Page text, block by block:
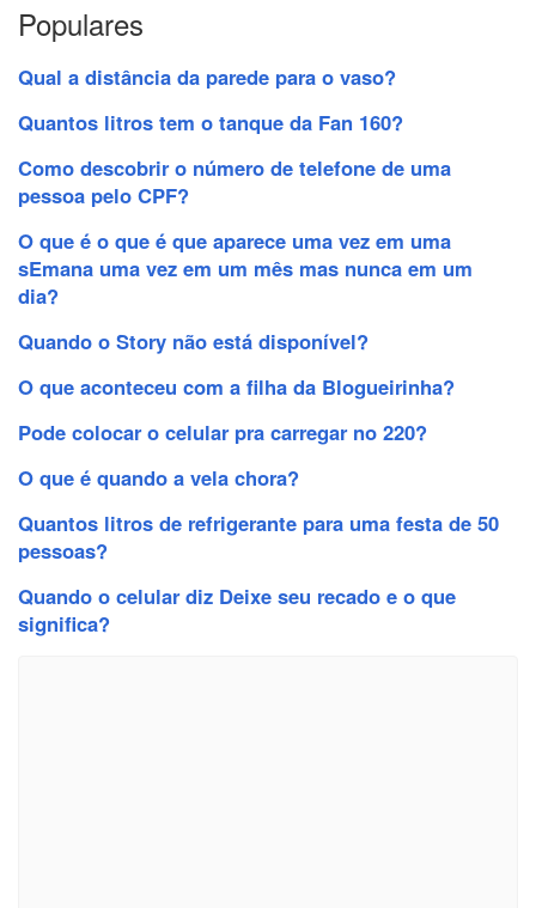
Populares
Qual a distância da parede para o vaso?
Quantos litros tem o tanque da Fan 160?
Como descobrir o número de telefone de uma
pessoa pelo CPF?
O que é o que é que aparece uma vez em uma
sEmana uma vez em um mês mas nunca em um
dia?
Quando o Story não está disponível?
O que aconteceu com a filha da Blogueirinha?
Pode colocar o celular pra carregar no 220?
O que é quando a vela chora?
Quantos litros de refrigerante para uma festa de 50
pessoas?
Quando o celular diz Deixe seu recado e o que
significa?